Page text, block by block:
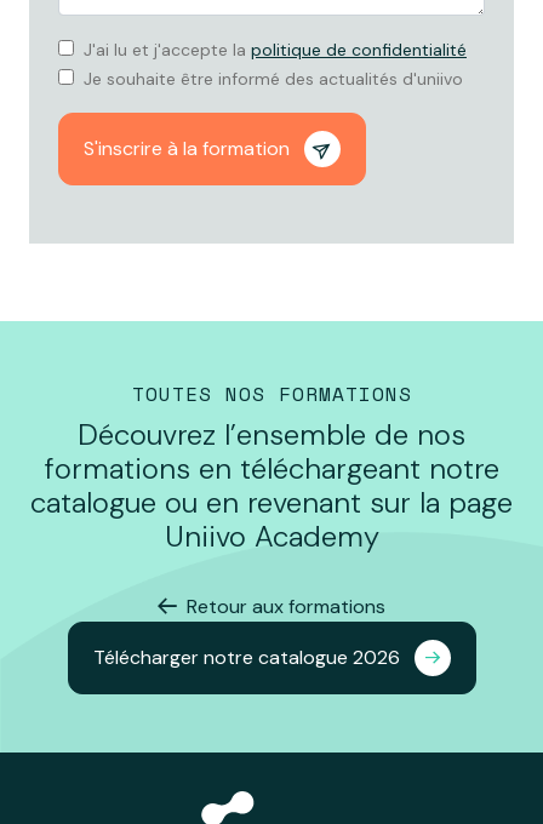
J'ai lu et j'accepte la politique de confidentialité
Je souhaite être informé des actualités d'uniivo
S'inscrire à la formation
TOUTES NOS FORMATIONS
Découvrez l’ensemble de nos
formations en téléchargeant notre
catalogue ou en revenant sur la page
Uniivo Academy
Retour aux formations
Télécharger notre catalogue 2026